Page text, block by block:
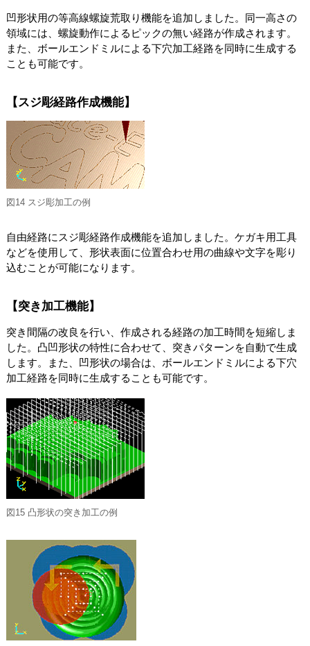
凹形状用の等高線螺旋荒取り機能を追加しました。同一高さの
領域には、螺旋動作によるピックの無い経路が作成されます。
また、ボールエンドミルによる下穴加工経路を同時に生成する
ことも可能です。
【スジ彫経路作成機能】
図14 スジ彫加工の例
自由経路にスジ彫経路作成機能を追加しました。ケガキ用工具
などを使用して、形状表面に位置合わせ用の曲線や文字を彫り
込むことが可能になります。
【突き加工機能】
突き間隔の改良を行い、作成される経路の加工時間を短縮しま
した。凸凹形状の特性に合わせて、突きパターンを自動で生成
します。また、凹形状の場合は、ボールエンドミルによる下穴
加工経路を同時に生成することも可能です。
図15 凸形状の突き加工の例